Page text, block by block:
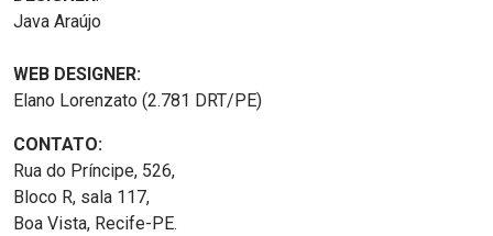
Java Araújo
WEB DESIGNER:
Elano Lorenzato (2.781 DRT/PE)
CONTATO:
Rua do Príncipe, 526,
Bloco R, sala 117,
Boa Vista, Recife-PE.